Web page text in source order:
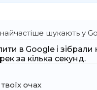
шукають у
в Google і зібрали
за кілька секунд.
очах